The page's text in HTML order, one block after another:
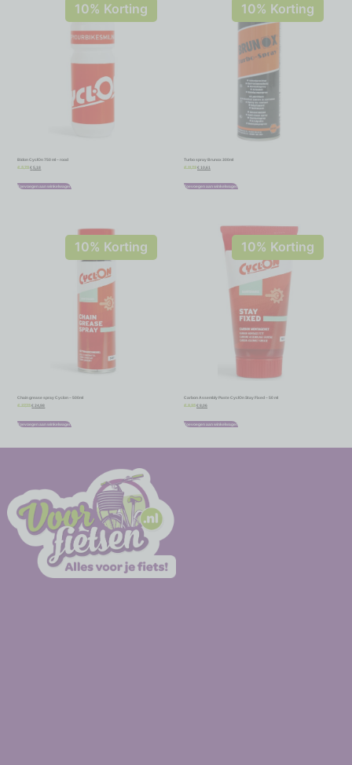
10% Korting
Bidon CyclOn 750 ml – rood
€5,75 € 5,18
Toevoegen aan winkelwagen
10% Korting
Turbo spray Brunox 300ml
€ 11,79 € 10,61
Toevoegen aan winkelwagen
10% Korting
Chain grease spray Cyclon – 500ml
€27,75 € 24,98
Toevoegen aan winkelwagen
10% Korting
Carbon Assembly Paste CyclOn Stay Fixed – 50 ml
€ 8,95 € 8,06
Toevoegen aan winkelwagen